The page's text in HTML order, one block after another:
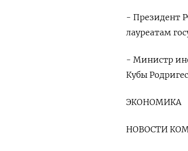
- Президент
лауреатам
- Министр
Кубы
ЭКОНОМИКА
НОВОСТИ